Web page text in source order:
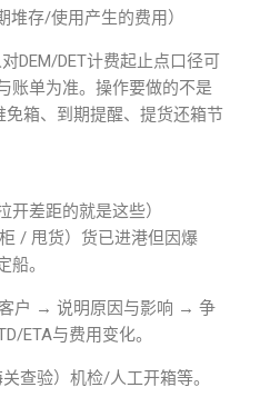
堆存/使用产生的费用）
DEM/DET计费起止点口径可
账单为准。操作要做的不是
免箱、到期提醒、提货还箱节
开差距的就是这些）
/ 甩货）货已进港但因爆
。
户 → 说明原因与影响 → 争
ETA与费用变化。
查验）机检/人工开箱等。